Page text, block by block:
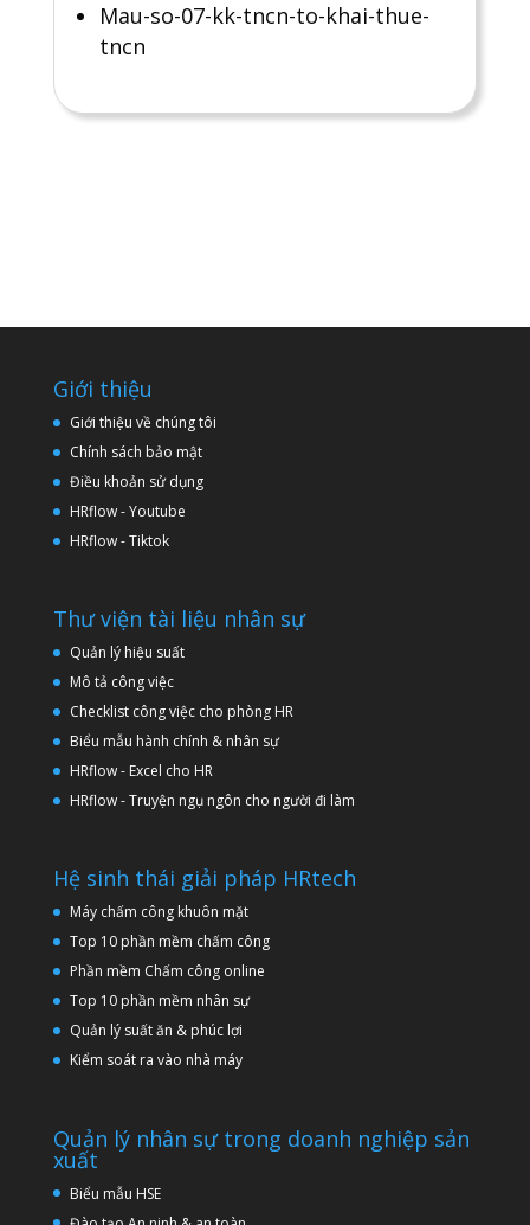
Mau-so-07-kk-tncn-to-khai-thue-
tncn
Giới thiệu
Giới thiệu về chúng tôi
Chính sách bảo mật
Điều khoản sử dụng
HRflow - Youtube
HRflow - Tiktok
Thư viện tài liệu nhân sự
Quản lý hiệu suất
Mô tả công việc
Checklist công việc cho phòng HR
Biểu mẫu hành chính & nhân sự
HRflow - Excel cho HR
HRflow - Truyện ngụ ngôn cho người đi làm
Hệ sinh thái giải pháp HRtech
Máy chấm công khuôn mặt
Top 10 phần mềm chấm công
Phần mềm Chấm công online
Top 10 phần mềm nhân sự
Quản lý suất ăn & phúc lợi
Kiểm soát ra vào nhà máy
Quản lý nhân sự trong doanh nghiệp sản
xuất
Biểu mẫu HSE